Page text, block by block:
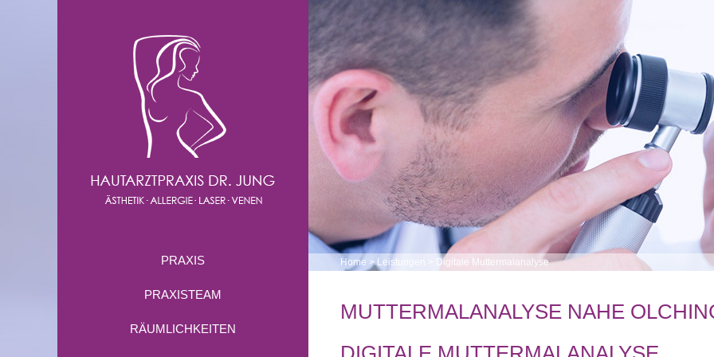
PRAXIS
PRAXISTEAM
RÄUMLICHKEITEN
Home >Leistungen Digitale Muttermalanalyse
MUTTERMALANALYSE NAHE